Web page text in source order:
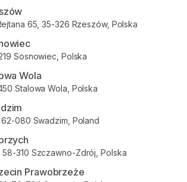
65, 35-326 Rzeszów, Polska
Sosnowiec, Polska
Wola
Stalowa Wola, Polska
080 Swadzim, Poland
310 Szczawno-Zdrój, Polska
Prawobrzeże